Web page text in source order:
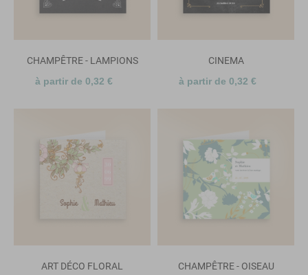
CHAMPÊTRE - LAMPIONS
à partir de 0,32 €
CINEMA
à partir de 0,32 €
ART DÉCO FLORAL
CHAMPÊTRE - OISEAU